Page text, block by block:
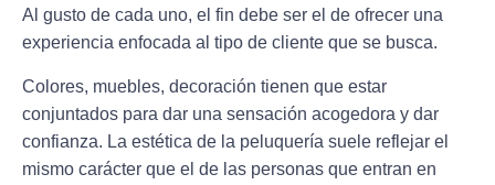
Al gusto de cada uno, el fin debe ser el de ofrecer una
experiencia enfocada al tipo de cliente que se busca.
Colores, muebles, decoración tienen que estar
conjuntados para dar una sensación acogedora y dar
confianza. La estética de la peluquería suele reflejar el
mismo carácter que el de las personas que entran en